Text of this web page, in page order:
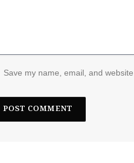
Save my name, email, and